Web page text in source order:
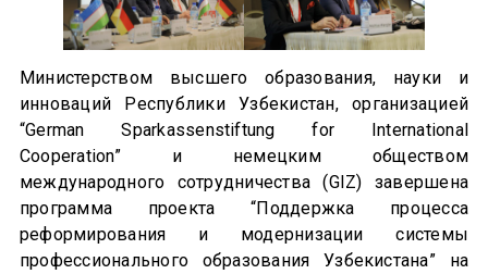
Министерством высшего образования, науки и
инноваций Республики Узбекистан, организацией
“German Sparkassenstiftung for International
Cooperation” и немецким обществом
международного сотрудничества (GIZ) завершена
программа проекта “Поддержка процесса
реформирования и модернизации системы
профессионального образования Узбекистана” на